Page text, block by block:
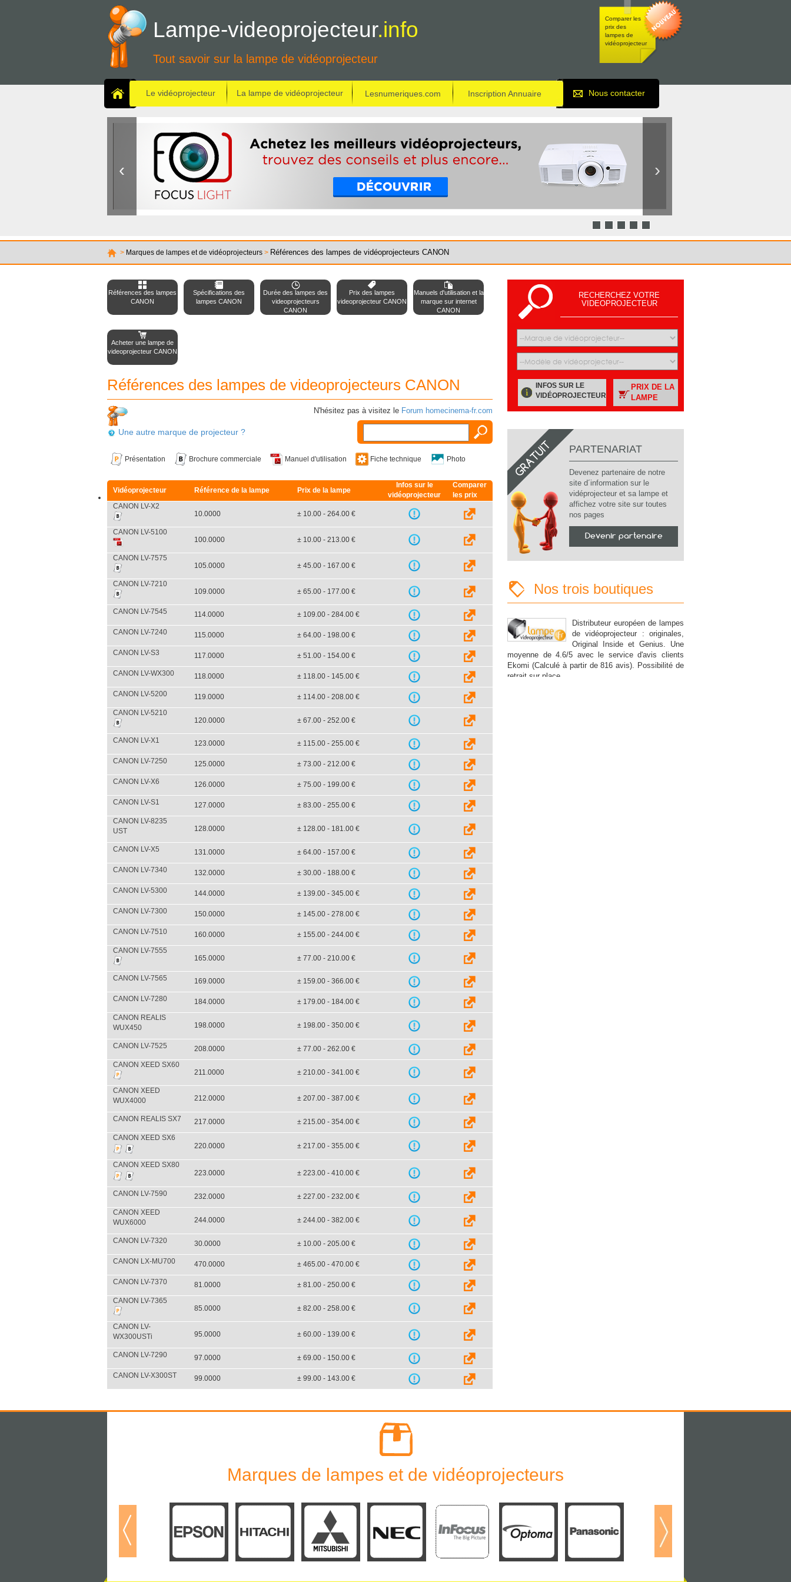
Lampe-videoprojecteur.info
Tout savoir sur la lampe de vidéoprojecteur
Comparer les
prix des
lampes de
vidéoprojecteur
Le vidéoprojecteur La lampe de vidéoprojecteur Lesnumeriques.com Inscription Annuaire Nous contacter
> Marques de lampes et de vidéoprojecteurs > Références des lampes de vidéoprojecteurs CANON
Références des lampes
CANON
Spécifications des
lampes CANON
Durée des lampes des
videoprojecteurs
CANON
Prix des lampes
videoprojecteur CANON
Manuels d'utilisation et la
marque sur internet
CANON
Acheter une lampe de
videoprojecteur CANON
Références des lampes de videoprojecteurs CANON
Une autre marque de projecteur ?
N'hésitez pas à visitez le Forum homecinema-fr.com
Présentation Brochure commerciale Manuel d'utilisation Fiche technique Photo
Vidéoprojecteur Référence de la lampe Prix de la lampe
Infos sur le
vidéoprojecteur
Comparer
les prix
CANON LV-X2
10.0000
± 10.00 - 264.00 €
CANON LV-5100
100.0000
± 10.00 - 213.00 €
CANON LV-7575
105.0000
± 45.00 - 167.00 €
CANON LV-7210
109.0000
± 65.00 - 177.00 €
CANON LV-7545 114.0000 ± 109.00 - 284.00 €
CANON LV-7240 115.0000 ± 64.00 - 198.00 €
CANON LV-S3 117.0000 ± 51.00 - 154.00 €
CANON LV-WX300 118.0000 ± 118.00 - 145.00 €
CANON LV-5200 119.0000
± 114.00 - 208.00 €
CANON LV-5210
120.0000
± 67.00 - 252.00 €
CANON LV-X1 123.0000 ± 115.00 - 255.00 €
CANON LV-7250 125.0000 ± 73.00 - 212.00 €
CANON LV-X6 126.0000 ± 75.00 - 199.00 €
CANON LV-S1 127.0000
± 83.00 - 255.00 €
CANON LV-8235
UST
128.0000 ± 128.00 - 181.00 €
CANON LV-X5 131.0000 ± 64.00 - 157.00 €
CANON LV-7340 132.0000 ± 30.00 - 188.00 €
CANON LV-5300 144.0000 ± 139.00 - 345.00 €
CANON LV-7300 150.0000 ± 145.00 - 278.00 €
CANON LV-7510 160.0000
± 155.00 - 244.00 €
CANON LV-7555
165.0000
± 77.00 - 210.00 €
CANON LV-7565 169.0000 ± 159.00 - 366.00 €
CANON LV-7280 184.0000
± 179.00 - 184.00 €
CANON REALIS
WUX450
198.0000 ± 198.00 - 350.00 €
CANON LV-7525 208.0000
± 77.00 - 262.00 €
CANON XEED SX60
211.0000
± 210.00 - 341.00 €
CANON XEED
WUX4000
212.0000 ± 207.00 - 387.00 €
CANON REALIS SX7 217.0000
± 215.00 - 354.00 €
CANON XEED SX6
220.0000
± 217.00 - 355.00 €
CANON XEED SX80
223.0000
± 223.00 - 410.00 €
CANON LV-7590 232.0000
± 227.00 - 232.00 €
CANON XEED
WUX6000
244.0000 ± 244.00 - 382.00 €
CANON LV-7320 30.0000 ± 10.00 - 205.00 €
CANON LX-MU700 470.0000 ± 465.00 - 470.00 €
CANON LV-7370 81.0000
± 81.00 - 250.00 €
CANON LV-7365
85.0000
± 82.00 - 258.00 €
CANON LV-
WX300USTi
95.0000 ± 60.00 - 139.00 €
CANON LV-7290 97.0000 ± 69.00 - 150.00 €
CANON LV-X300ST 99.0000 ± 99.00 - 143.00 €
RECHERCHEZ VOTRE
VIDEOPROJECTEUR
INFOS SUR LE
VIDÉOPROJECTEUR
PRIX DE LA
LAMPE
PARTENARIAT
Devenez partenaire de notre
site d´information sur le
vidéprojecteur et sa lampe et
affichez votre site sur toutes
nos pages
Devenir partenaire
Nos trois boutiques
Distributeur européen de lampes
de vidéoprojecteur : originales,
Original Inside et Genius. Une
moyenne de 4.6/5 avec le service d'avis clients
Ekomi (Calculé à partir de 816 avis). Possibilité de
retrait sur place.
Marques de lampes et de vidéoprojecteurs